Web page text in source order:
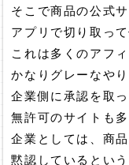
そこで商品の公式
アプリで切り取っ
これは多くのアフ
かなりグレーなやり
企業側に承認を取
無許可のサイトも多
企業としては、商
黙認しているとい